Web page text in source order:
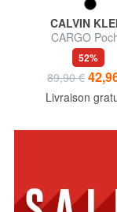
CALVIN
CARGO
52%
89,90 €
Livraison